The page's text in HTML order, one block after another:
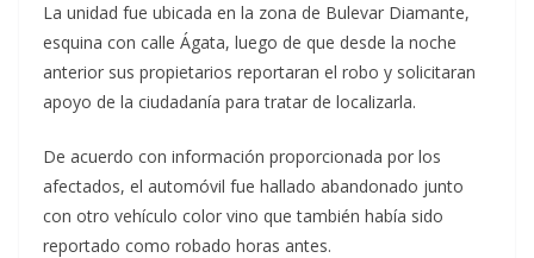
La unidad fue ubicada en la zona de Bulevar Diamante,
esquina con calle Ágata, luego de que desde la noche
anterior sus propietarios reportaran el robo y solicitaran
apoyo de la ciudadanía para tratar de localizarla.
De acuerdo con información proporcionada por los
afectados, el automóvil fue hallado abandonado junto
con otro vehículo color vino que también había sido
reportado como robado horas antes.